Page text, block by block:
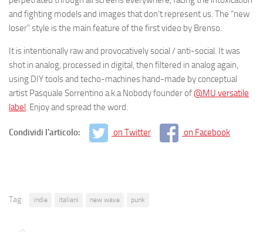
and fighting models and images that don’t represent us. The “new
loser” style is the main feature of the first video by Brenso.
It is intentionally raw and provocatively social / anti-social. It was
shot in analog, processed in digital, then filtered in analog again,
using DIY tools and techo-machines hand-made by conceptual
artist Pasquale Sorrentino a.k.a Nobody founder of@MU versatile
label. Enjoy and spread the word.
Condividi l'articolo: on Twitter on Facebook
Tag: indie italiani new wave punk